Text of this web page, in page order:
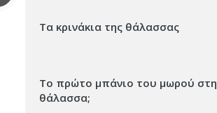
Τα κρινάκια της θάλασσας
Το πρώτο μπάνιο του μωρού στη
θάλασσα;